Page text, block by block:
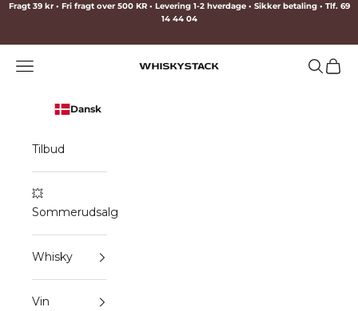
Spring til indhold
Fragt 39 kr • Fri fragt over 500 KR • Levering 1-2 hverdage • Sikker betaling • Tlf. 69
14 44 04
WHISKYSTACK
Menu Søg
Dansk
Tilbud
💥
Sommerudsalg
Whisky
Vin